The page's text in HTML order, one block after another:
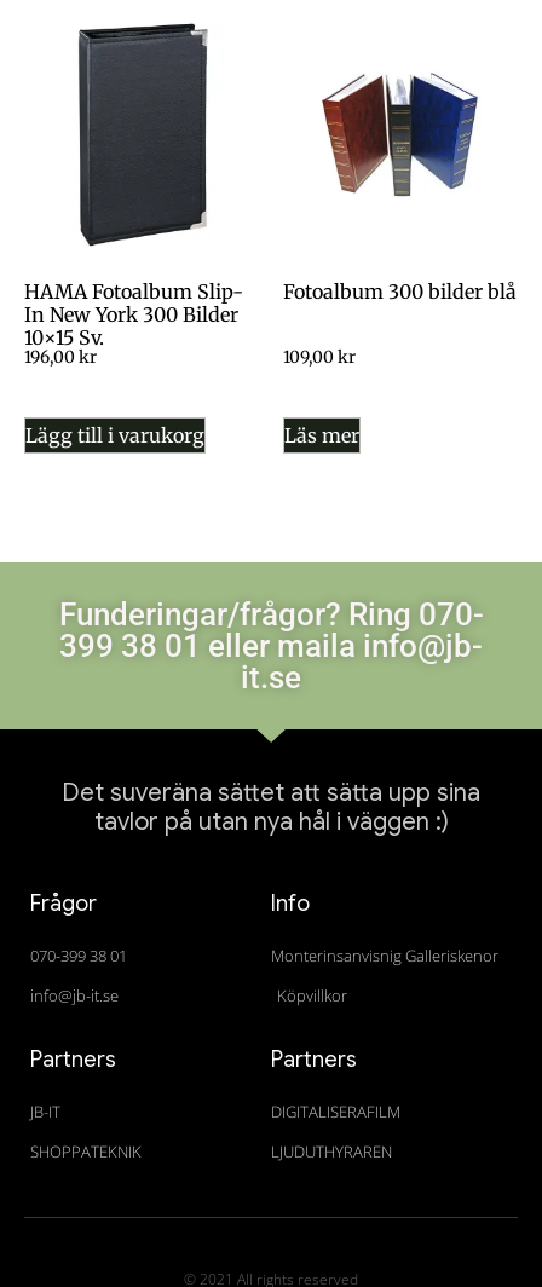
HAMA Fotoalbum Slip-
In New York 300 Bilder
10×15 Sv.
196,00kr
Lägg till i varukorg
Fotoalbum 300 bilder blå
109,00kr
Läs mer
Funderingar/frågor? Ring 070-
399 38 01 eller maila info@jb-
it.se
Det suveräna sättet att sätta upp sina
tavlor på utan nya hål i väggen :)
Frågor
070-399 38 01
info@jb-it.se
Info
Monterinsanvisnig Galleriskenor
Köpvillkor
Partners
JB-IT
SHOPPATEKNIK
Partners
DIGITALISERAFILM
LJUDUTHYRAREN
© 2021 All rights reserved